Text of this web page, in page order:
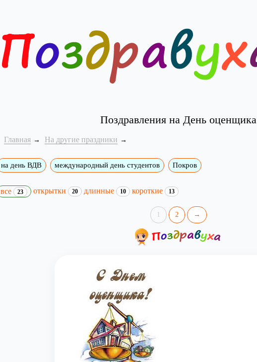
Поздравления на День оценщика
Главная На другие праздники
на день ВДВ международный день студентов Покров
все 23 открытки 20 длинные 10 короткие 13
1 2 →